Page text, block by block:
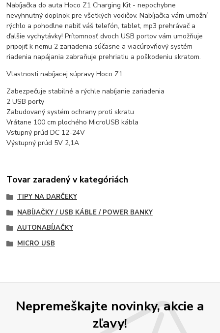
Nabíjačka do auta Hoco Z1 Charging Kit - nepochybne
nevyhnutný doplnok pre všetkých vodičov. Nabíjačka vám umožní
rýchlo a pohodlne nabiť váš telefón, tablet, mp3 prehrávač a
ďalšie vychytávky! Prítomnosť dvoch USB portov vám umožňuje
pripojiť k nemu 2 zariadenia súčasne a viacúrovňový systém
riadenia napájania zabraňuje prehriatiu a poškodeniu skratom.
Vlastnosti nabíjacej súpravy Hoco Z1
Zabezpečuje stabilné a rýchle nabíjanie zariadenia
2 USB porty
Zabudovaný systém ochrany proti skratu
Vrátane 100 cm plochého MicroUSB kábla
Vstupný prúd DC 12-24V
Výstupný prúd 5V 2,1A
Tovar zaradený v kategóriách
TIPY NA DARČEKY
NABÍJAČKY / USB KÁBLE / POWER BANKY
AUTONABÍJAČKY
MICRO USB
Nepremeškajte novinky, akcie a
zľavy!